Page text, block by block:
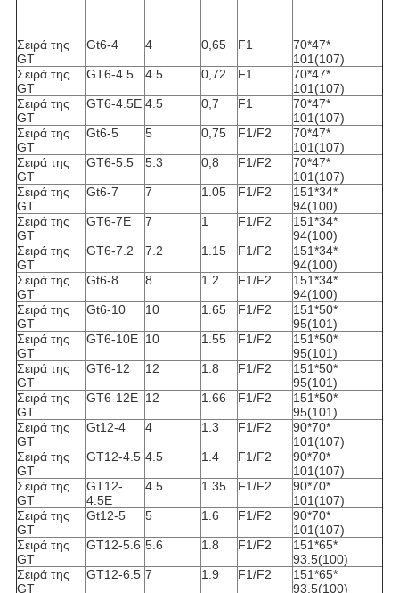
Σειρά της
GT
Gt6-4 4 0,65 F1
70*47*
101(107)
Σειρά της
GT
GT6-4.5 4.5 0,72 F1
70*47*
101(107)
Σειρά της
GT
GT6-4.5E 4.5 0,7 F1
70*47*
101(107)
Σειρά της
GT
Gt6-5 5 0,75 F1/F2
70*47*
101(107)
Σειρά της
GT
GT6-5.5 5.3 0,8 F1/F2
70*47*
101(107)
Σειρά της
GT
Gt6-7 7 1.05 F1/F2
151*34*
94(100)
Σειρά της
GT
GT6-7E 7 1 F1/F2
151*34*
94(100)
Σειρά της
GT
GT6-7.2 7.2 1.15 F1/F2
151*34*
94(100)
Σειρά της
GT
Gt6-8 8 1.2 F1/F2
151*34*
94(100)
Σειρά της
GT
Gt6-10 10 1.65 F1/F2
151*50*
95(101)
Σειρά της
GT
GT6-10E 10 1.55 F1/F2
151*50*
95(101)
Σειρά της
GT
GT6-12 12 1.8 F1/F2
151*50*
95(101)
Σειρά της
GT
GT6-12E 12 1.66 F1/F2
151*50*
95(101)
Σειρά της
GT
Gt12-4 4 1.3 F1/F2
90*70*
101(107)
Σειρά της
GT
GT12-4.5 4.5 1.4 F1/F2
90*70*
101(107)
Σειρά της
GT
GT12-
4.5E
4.5 1.35 F1/F2
90*70*
101(107)
Σειρά της
GT
Gt12-5 5 1.6 F1/F2
90*70*
101(107)
Σειρά της
GT
GT12-5.6 5.6 1.8 F1/F2
151*65*
93.5(100)
Σειρά της
GT
GT12-6.5 7 1.9 F1/F2
151*65*
93.5(100)